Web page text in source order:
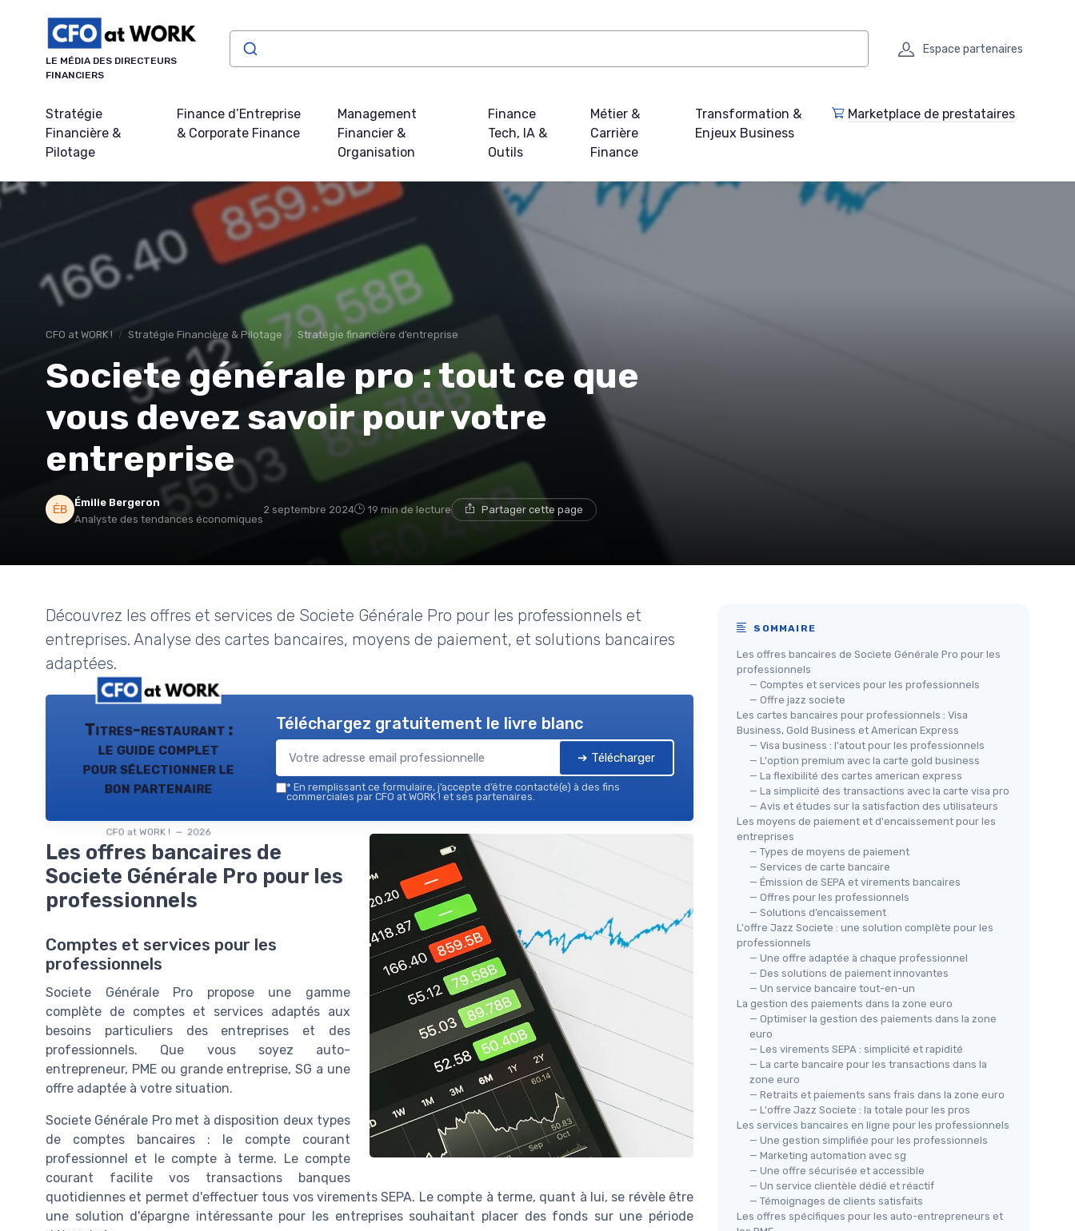
LE MÉDIA DES DIRECTEURS
FINANCIERS
Espace partenaires
Stratégie
Financière &
Pilotage
Finance d’Entreprise
& Corporate Finance
Management
Financier &
Organisation
Finance
Tech, IA &
Outils
Métier &
Carrière
Finance
Transformation &
Enjeux Business
Marketplace de prestataires
CFO at WORK ! Stratégie Financière & Pilotage Stratégie financière d’entreprise
Societe générale pro : tout ce que
vous devez savoir pour votre
entreprise
Émilie Bergeron
Analyste des tendances économiques
2 septembre 2024 19 min de lecture Partager cette page
Découvrez les offres et services de Societe Générale Pro pour les professionnels et
entreprises. Analyse des cartes bancaires, moyens de paiement, et solutions bancaires
adaptées.
Titres-restaurant :
le guide complet
pour sélectionner le
bon partenaire
CFO at WORK ! — 2026
Téléchargez gratuitement le livre blanc
➔ Télécharger
* En remplissant ce formulaire, j’accepte d’être contacté(e) à des fins
commerciales par CFO at WORK ! et ses partenaires.
Les offres bancaires de
Societe Générale Pro pour les
professionnels
Comptes et services pour les
professionnels
Societe Générale Pro propose une gamme
complète de comptes et services adaptés aux
besoins particuliers des entreprises et des
professionnels. Que vous soyez auto-
entrepreneur, PME ou grande entreprise, SG a une
offre adaptée à votre situation.
Societe Générale Pro met à disposition deux types
de comptes bancaires : le compte courant
professionnel et le compte à terme. Le compte
courant facilite vos transactions banques
quotidiennes et permet d'effectuer tous vos virements SEPA. Le compte à terme, quant à lui, se révèle être
une solution d'épargne intéressante pour les entreprises souhaitant placer des fonds sur une période
SOMMAIRE
Les offres bancaires de Societe Générale Pro pour les
professionnels
— Comptes et services pour les professionnels
— Offre jazz societe
Les cartes bancaires pour professionnels : Visa
Business, Gold Business et American Express
— Visa business : l'atout pour les professionnels
— L'option premium avec la carte gold business
— La flexibilité des cartes american express
— La simplicité des transactions avec la carte visa pro
— Avis et études sur la satisfaction des utilisateurs
Les moyens de paiement et d'encaissement pour les
entreprises
— Types de moyens de paiement
— Services de carte bancaire
— Émission de SEPA et virements bancaires
— Offres pour les professionnels
— Solutions d’encaissement
L'offre Jazz Societe : une solution complète pour les
professionnels
— Une offre adaptée à chaque professionnel
— Des solutions de paiement innovantes
— Un service bancaire tout-en-un
La gestion des paiements dans la zone euro
— Optimiser la gestion des paiements dans la zone
euro
— Les virements SEPA : simplicité et rapidité
— La carte bancaire pour les transactions dans la
zone euro
— Retraits et paiements sans frais dans la zone euro
— L'offre Jazz Societe : la totale pour les pros
Les services bancaires en ligne pour les professionnels
— Une gestion simplifiée pour les professionnels
— Marketing automation avec sg
— Une offre sécurisée et accessible
— Un service clientèle dédié et réactif
— Témoignages de clients satisfaits
Les offres spécifiques pour les auto-entrepreneurs et